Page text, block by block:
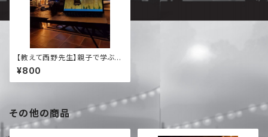
【教えて西野先生】親子で学ぶ！
とっても大切なお金の話(アーカ
イブ)
¥800
その他の商品